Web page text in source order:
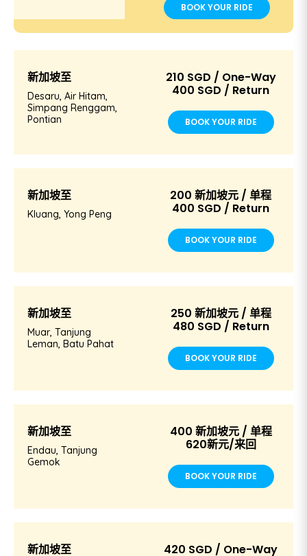
BOOK YOUR RIDE
新加坡至
Desaru, Air Hitam,
Simpang Renggam,
Pontian
210 SGD / One-Way
400 SGD / Return
BOOK YOUR RIDE
新加坡至
Kluang, Yong Peng
200 新加坡元 / 单程
400 SGD / Return
BOOK YOUR RIDE
新加坡至
Muar, Tanjung
Leman, Batu Pahat
250 新加坡元 / 单程
480 SGD / Return
BOOK YOUR RIDE
新加坡至
Endau, Tanjung
Gemok
400 新加坡元 / 单程
620新元/来回
BOOK YOUR RIDE
新加坡至
420 SGD / One-Way